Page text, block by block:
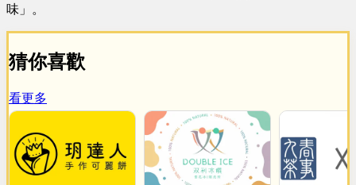
味」。
猜你喜歡
看更多